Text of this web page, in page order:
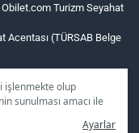
işlenmekte olup
sunulması amacı ile
özel
Ayarlar
Turizm Seyahat
Acentası (TÜRSAB Belge